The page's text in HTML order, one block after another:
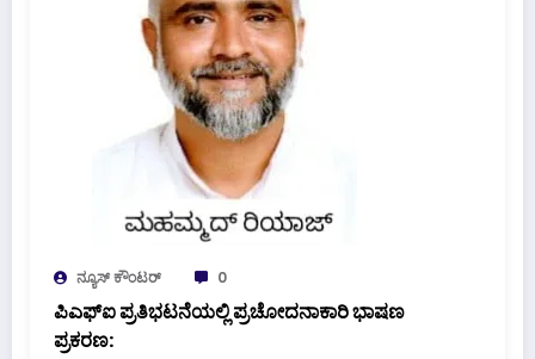
ನ್ಯೂಸ್ ಕೌಂಟರ್ 0
ಪಿಎಫ್ಐ ಪ್ರತಿಭಟನೆಯಲ್ಲಿ ಪ್ರಚೋದನಾಕಾರಿ ಭಾಷಣ
ಪ್ರಕರಣ: